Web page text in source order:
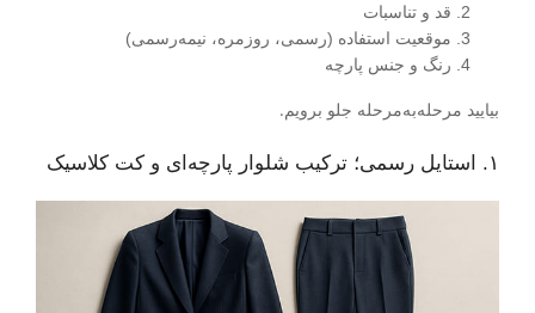
قد و تناسبات
موقعیت استفاده (رسمی، روزمره، نیمه‌رسمی)
رنگ و جنس پارچه
بیایید مرحله‌به‌مرحله جلو برویم.
۱. استایل رسمی؛ ترکیب شلوار پارچه‌ای و کت کلاسیک